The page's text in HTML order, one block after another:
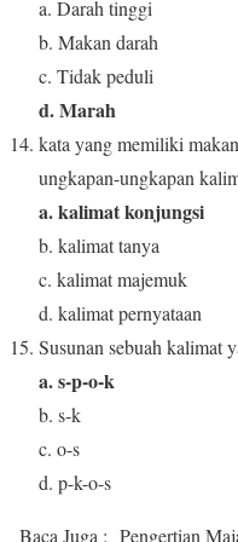
a. Darah tinggi
b. Makan darah
c. Tidak peduli
d. Marah
kata yang memiliki
ungkapan-ungkapan
a. kalimat konjungsi
b. kalimat tanya
c. kalimat majemuk
d. kalimat pernyataan
Susunan sebuah kalimat
a. s-p-o-k
b. s-k
c. o-s
d. p-k-o-s
Baca Juga : Pengertian